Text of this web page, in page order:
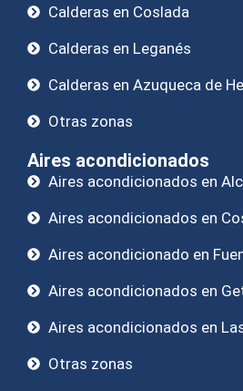
Calderas en Coslada
Calderas en Leganés
Calderas en Azuqueca de
Otras zonas
Aires acondicionados
Aires acondicionados en
Aires acondicionados en
Aires acondicionado en
Aires acondicionados en
Aires acondicionados en
Otras zonas